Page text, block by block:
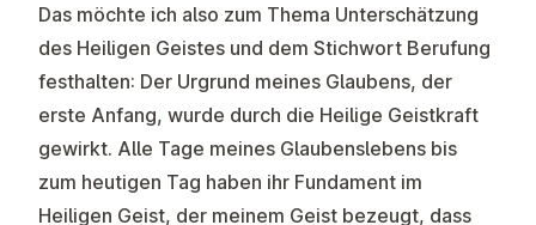
Das möchte ich also zum Thema Unterschätzung
des Heiligen Geistes und dem Stichwort Berufung
festhalten: Der Urgrund meines Glaubens, der
erste Anfang, wurde durch die Heilige Geistkraft
gewirkt. Alle Tage meines Glaubenslebens bis
zum heutigen Tag haben ihr Fundament im
Heiligen Geist, der meinem Geist bezeugt, dass